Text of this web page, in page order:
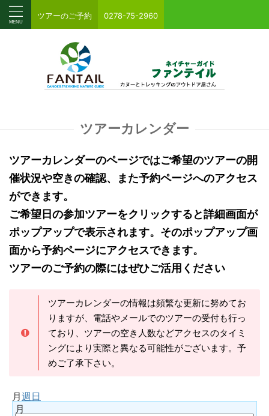
ツアーのご予約 0278-75-2960
ツアーカレンダー
ツアーカレンダーのページではご希望のツアーの開
催状況や空きの確認、また予約ページへのアクセス
ができます。
ご希望日の参加ツアーをクリックすると詳細画面が
ポップアップで表示されます。そのポップアップ画
面から予約ページにアクセスできます。
ツアーのご予約の際にはぜひご活用ください
ツアーカレンダーの情報は頻繁な更新に努めてお
りますが、電話やメールでのツアーの受付も行っ
ており、ツアーの空き人数などアクセスのタイミ
ングにより実際と異なる可能性がございます。予
めご了承下さい。
月週 日
月